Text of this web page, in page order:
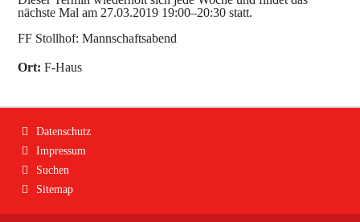
Netting
Ausrüstung
Feuerwehrhaus
Bekleidung
Termine
Kontakt
nächste Mal am 27.03.2019 19:00–20:30 statt.
FF Stollhof: Mannschaftsabend
Ort: F-Haus
Navigation
Datenschutz
Impressum
Suchen
Sitemap